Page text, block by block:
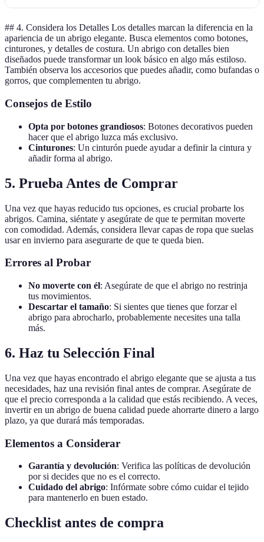
## 4. Considera los Detalles Los detalles marcan la diferencia en la
apariencia de un abrigo elegante. Busca elementos como botones,
cinturones, y detalles de costura. Un abrigo con detalles bien
diseñados puede transformar un look básico en algo más estiloso.
También observa los accesorios que puedes añadir, como bufandas o
gorros, que complementen tu abrigo.
Consejos de Estilo
Opta por botones grandiosos: Botones decorativos pueden
hacer que el abrigo luzca más exclusivo.
Cinturones: Un cinturón puede ayudar a definir la cintura y
añadir forma al abrigo.
5. Prueba Antes de Comprar
Una vez que hayas reducido tus opciones, es crucial probarte los
abrigos. Camina, siéntate y asegúrate de que te permitan moverte
con comodidad. Además, considera llevar capas de ropa que suelas
usar en invierno para asegurarte de que te queda bien.
Errores al Probar
No moverte con él: Asegúrate de que el abrigo no restrinja
tus movimientos.
Descartar el tamaño: Si sientes que tienes que forzar el
abrigo para abrocharlo, probablemente necesites una talla
más.
6. Haz tu Selección Final
Una vez que hayas encontrado el abrigo elegante que se ajusta a tus
necesidades, haz una revisión final antes de comprar. Asegúrate de
que el precio corresponda a la calidad que estás recibiendo. A veces,
invertir en un abrigo de buena calidad puede ahorrarte dinero a largo
plazo, ya que durará más temporadas.
Elementos a Considerar
Garantía y devolución: Verifica las políticas de devolución
por si decides que no es el correcto.
Cuidado del abrigo: Infórmate sobre cómo cuidar el tejido
para mantenerlo en buen estado.
Checklist antes de compra